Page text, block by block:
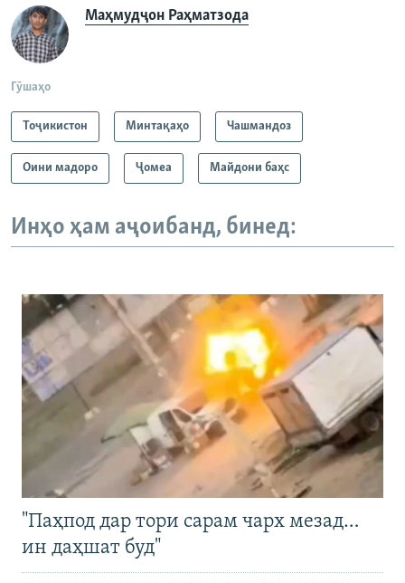
Маҳмудҷон Раҳматзода
Гӯшаҳо
Тоҷикистон Минтақаҳо Чашмандоз
Оини мадоро Ҷомeа Майдони баҳс
Инҳо ҳам аҷоибанд, бинед:
"Паҳпод дар тори сарам чарх мезад…
ин даҳшат буд"